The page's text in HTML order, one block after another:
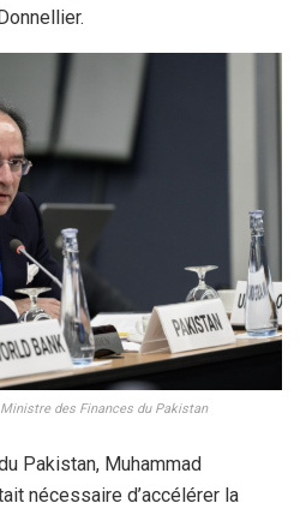
des Finances du Pakistan
Pakistan, Muhammad
nécessaire d’accélérer la